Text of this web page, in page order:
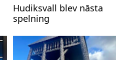
Hudiksvall blev nāsta
spelning